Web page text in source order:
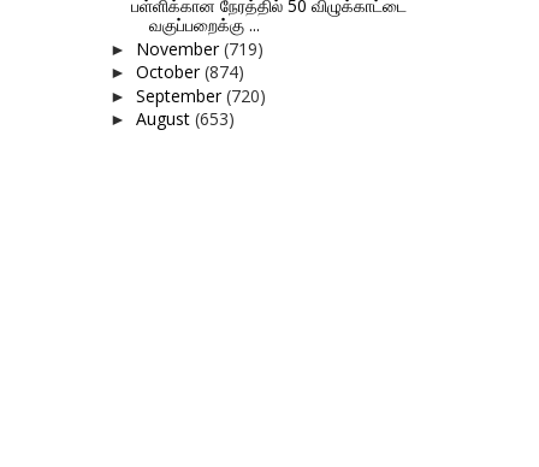
பள்ளிக்கான நேரத்தில் 50 விழுக்காட்டை
வகுப்பறைக்கு ...
► November(719)
► October(874)
► September(720)
► August (653)